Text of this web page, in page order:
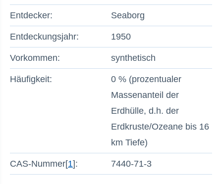
Entdecker: Seaborg
Entdeckungsjahr: 1950
Vorkommen: synthetisch
Häufigkeit:
0 % (prozentualer
Massenanteil der
Erdhülle, d.h. der
Erdkruste/Ozeane bis 16
km Tiefe)
CAS-Nummer[1]: 7440-71-3